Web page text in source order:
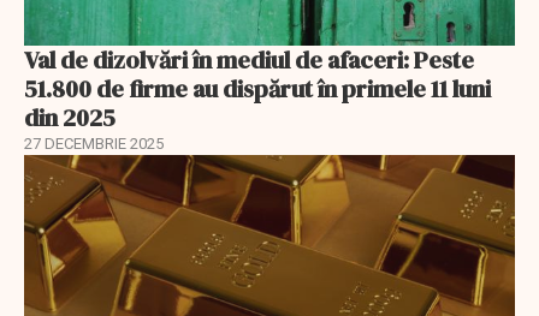
Val de dizolvări în mediul de afaceri: Peste
51.800 de firme au dispărut în primele 11 luni
din 2025
27 DECEMBRIE 2025